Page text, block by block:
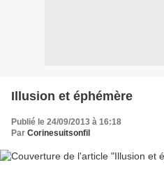
Illusion et éphémère
Publié le 24/09/2013 à 16:18
Par Corinesuitsonfil